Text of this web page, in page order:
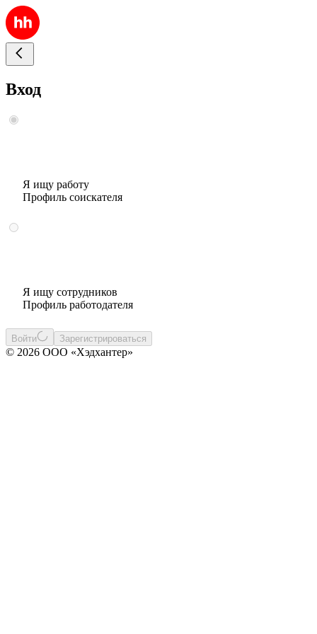
Вход
Я ищу работу
Профиль соискателя
Я ищу сотрудников
Профиль работодателя
Войти Зарегистрироваться
© 2026 ООО «Хэдхантер»